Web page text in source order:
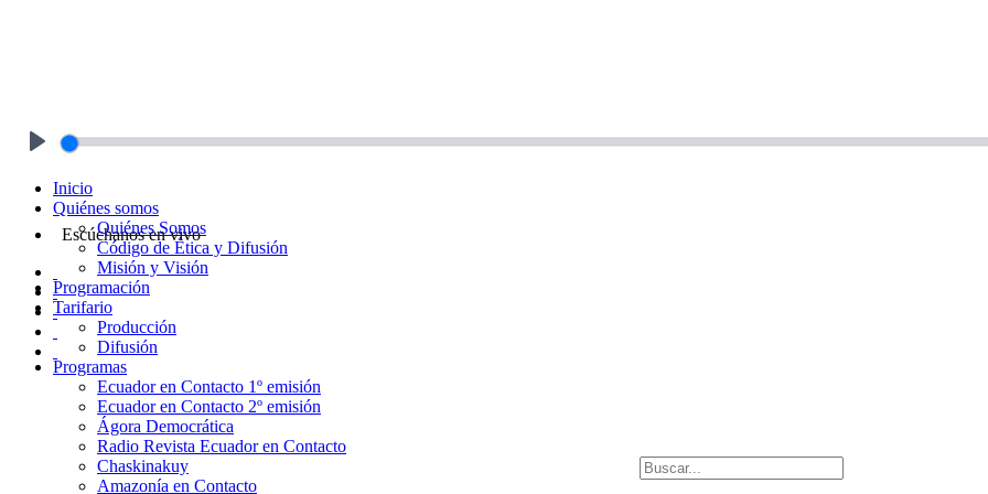
Escúchanos en vivo
Inicio
Quiénes somos
Quiénes Somos
Código de Ética y Difusión
Misión y Visión
Programación
Tarifario
Producción
Difusión
Programas
Ecuador en Contacto 1º emisión
Ecuador en Contacto 2º emisión
Ágora Democrática
Radio Revista Ecuador en Contacto
Chaskinakuy
Amazonía en Contacto